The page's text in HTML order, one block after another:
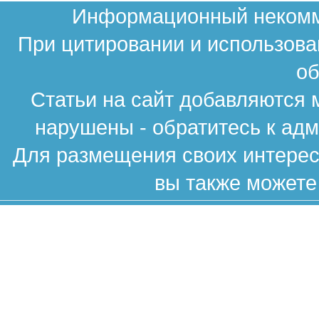
Информационный
При цитировании и
Статьи на сайт
нарушены - обратитесь к
Для размещения своих
вы также